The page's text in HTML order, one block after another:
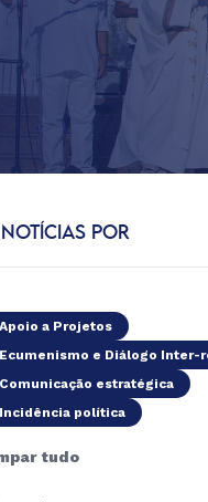
NOTÍCIAS POR
a Projetos
e Diálogo Inter-
estratégica
política
tudo